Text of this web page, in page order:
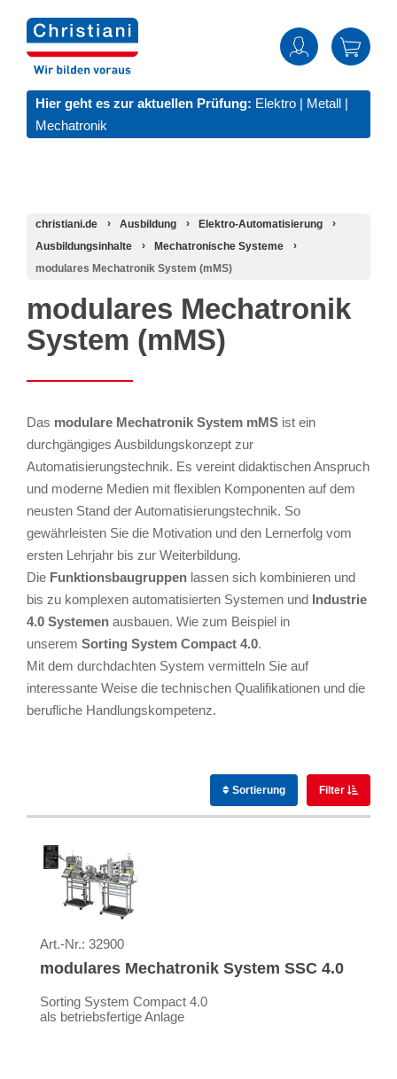
Hier geht es zur aktuellen Prüfung: Elektro | Metall |
Mechatronik
christiani.de Ausbildung
Elektro-Automatisierung
Ausbildungsinhalte
Mechatronische Systeme
modulares Mechatronik System (mMS)
modulares Mechatronik
System (mMS)
Das modulare Mechatronik System mMSist ein
durchgängiges Ausbildungskonzept zur
Automatisierungstechnik. Es vereint didaktischen Anspruch
und moderne Medien mit flexiblen Komponenten auf dem
neusten Stand der Automatisierungstechnik. So
gewährleisten Sie die Motivation und den Lernerfolg vom
ersten Lehrjahr bis zur Weiterbildung.
Die Funktionsbaugruppenlassen sich kombinieren und
bis zu komplexen automatisierten Systemen und Industrie
4.0 Systemenausbauen. Wie zum Beispiel in
unserem Sorting System Compact 4.0.
Mit dem durchdachten System vermitteln Sie auf
interessante Weise die technischen Qualifikationen und die
berufliche Handlungskompetenz.
Sortierung Filter
Art.-Nr.: 32900
modulares Mechatronik System SSC 4.0
Sorting System Compact 4.0
als betriebsfertige Anlage